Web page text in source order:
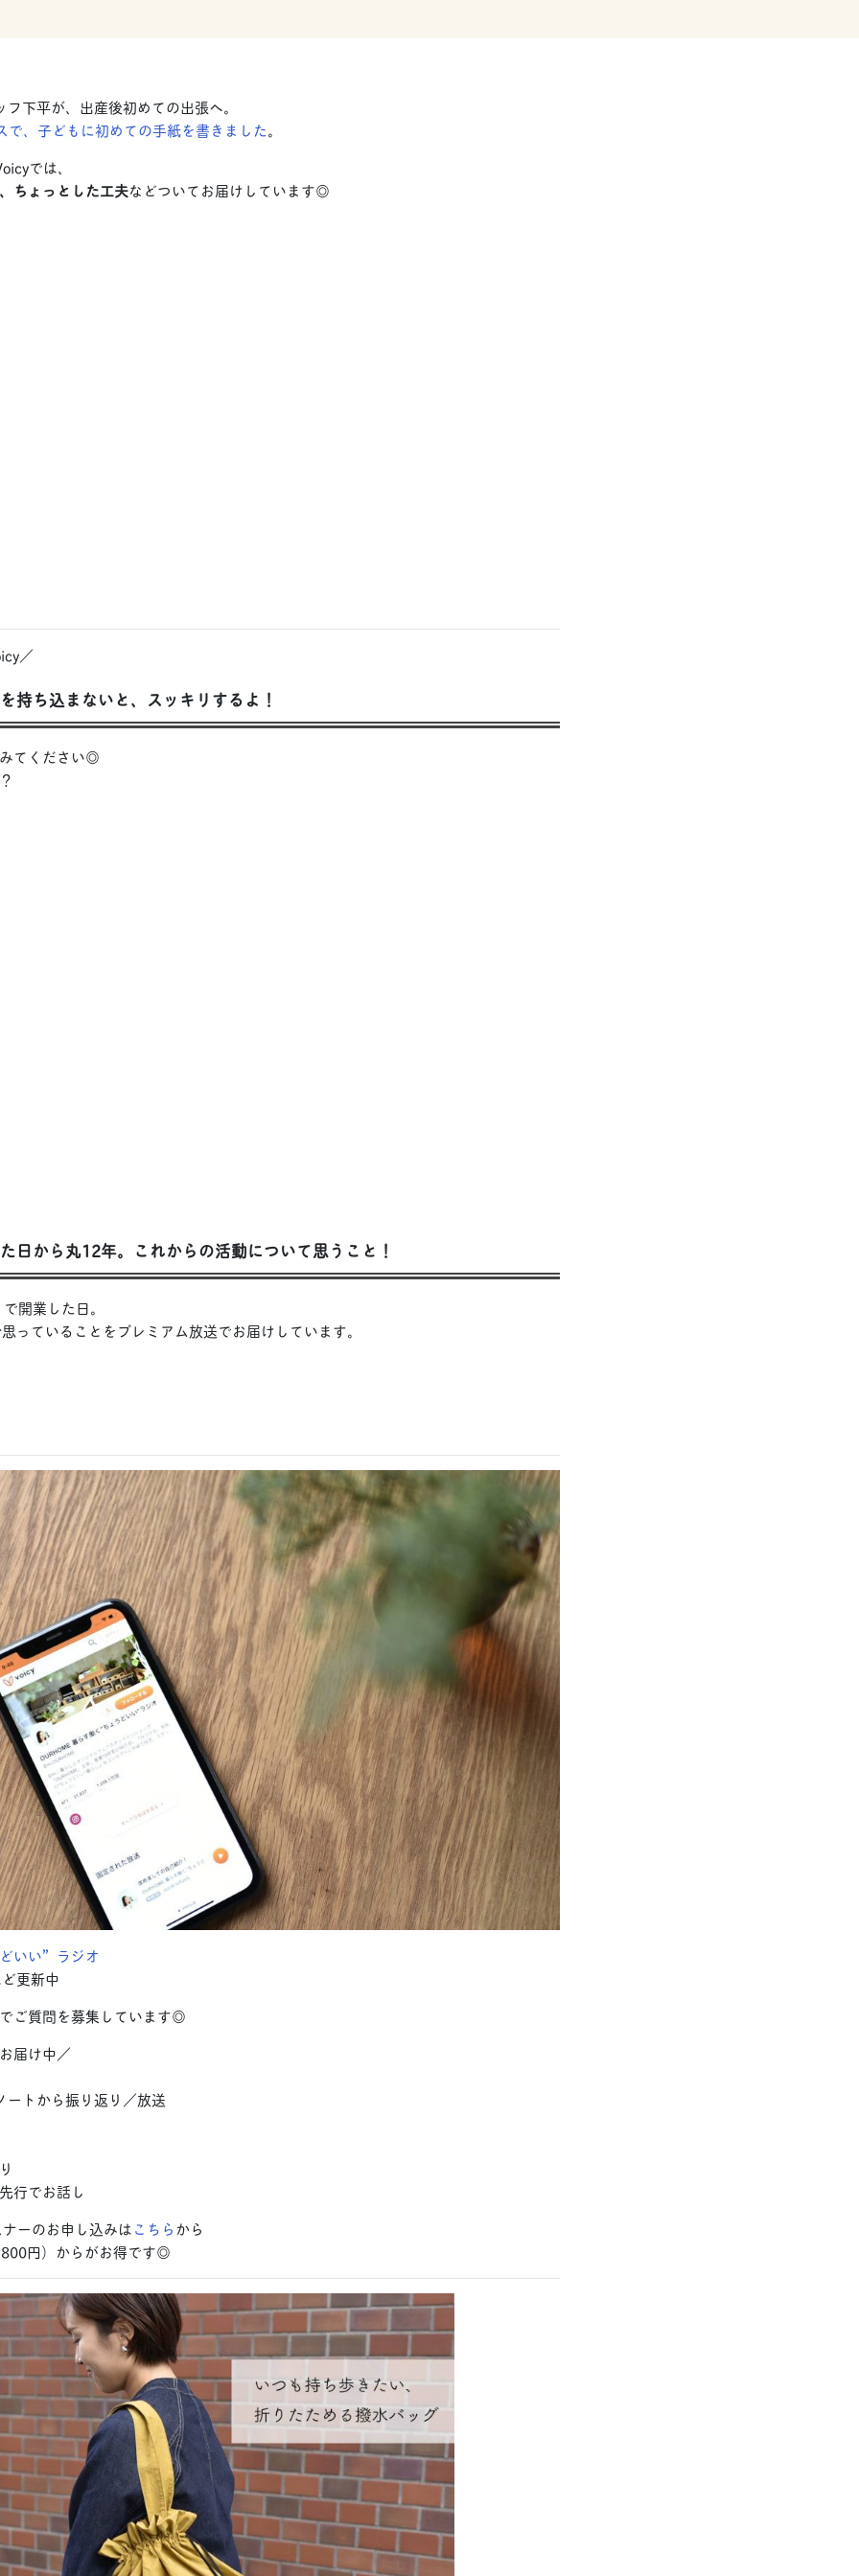
下平が、出産後初めての出張へ。
で、子どもに初めての手紙を書きました。
では、
ちょっとした工夫などついてお届けしています◎
／
ち込まないと、スッキリするよ！
てください◎
日から丸12年。これからの活動について思うこと！
開業した日。
っていることをプレミアム放送でお届けしています。
いい”ラジオ
更新中
でご質問を募集しています◎
届け中／
トから振り返り／放送
行でお話し
ーのお申し込みはこちら から
800円）からがお得です◎